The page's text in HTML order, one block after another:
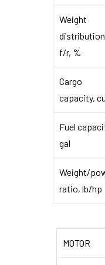
Weight
f/r, %
Cargo
capacity,
Fuel
gal
Weight/
ratio, lb/hp
MOTOR